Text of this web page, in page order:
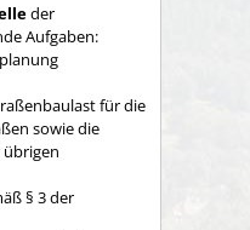
der
Aufgaben:
für die
sowie die
§ 3 der